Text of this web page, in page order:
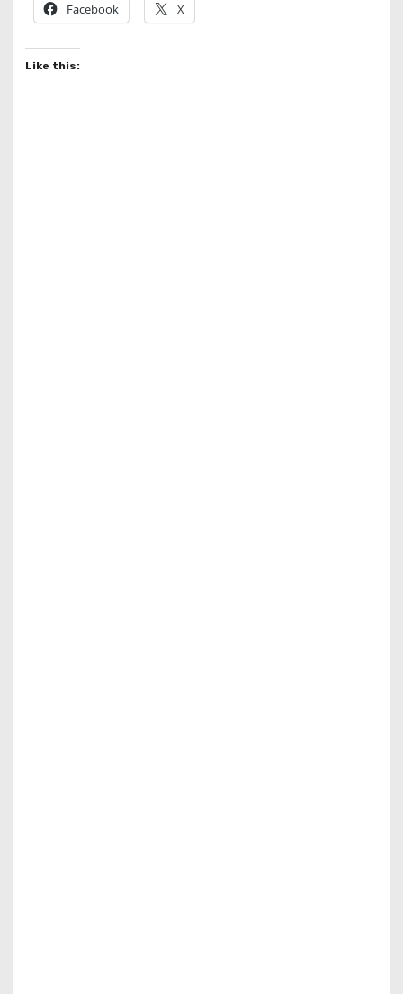
Facebook X
Like this: